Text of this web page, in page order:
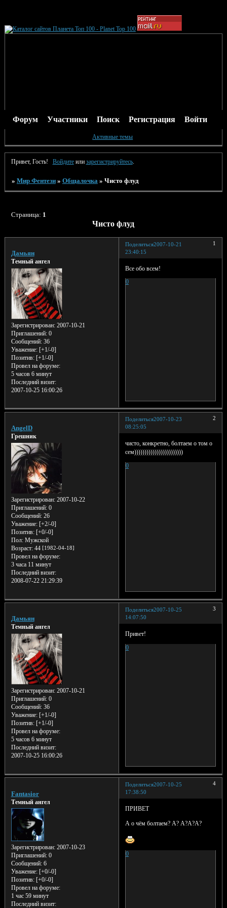
Форум Участники Поиск Регистрация Войти
Активные темы
Привет, Гость! Войдитеили зарегистрируйтесь.
» Мир Фентези » Общалочка » Чисто флуд
Чисто флуд
Страница: 1
Поделиться 1
2007-10-21
23:40:15
Дамьян
Темный ангел
Зарегистрирован: 2007-10-21
Приглашений:0
Сообщений:36
Уважение: [+1/-0]
Позитив: [+1/-0]
Провел на форуме:
5 часов 6 минут
Последний визит:
2007-10-25 16:00:26
Все обо всем!
0
Поделиться 2
2007-10-23
08:25:05
AngelD
Грешник
Зарегистрирован: 2007-10-22
Приглашений:0
Сообщений:26
Уважение: [+2/-0]
Позитив: [+0/-0]
Пол:Мужской
Возраст:44 [1982-04-18]
Провел на форуме:
3 часа 11 минут
Последний визит:
2008-07-22 21:29:39
чисто, конкретно, болтаем о том о
сем))))))))))))))))))))))))
0
Поделиться 3
2007-10-25
14:07:50
Дамьян
Темный ангел
Зарегистрирован: 2007-10-21
Приглашений:0
Сообщений:36
Уважение: [+1/-0]
Позитив: [+1/-0]
Провел на форуме:
5 часов 6 минут
Последний визит:
2007-10-25 16:00:26
Привет!
0
Поделиться 4
2007-10-25
17:38:50
Fantasior
Темный ангел
Зарегистрирован: 2007-10-23
Приглашений:0
Сообщений:6
Уважение: [+0/-0]
Позитив: [+0/-0]
Провел на форуме:
1 час 59 минут
Последний визит:
ПРИВЕТ
А о чём болтаем? А? А?А?А?
0